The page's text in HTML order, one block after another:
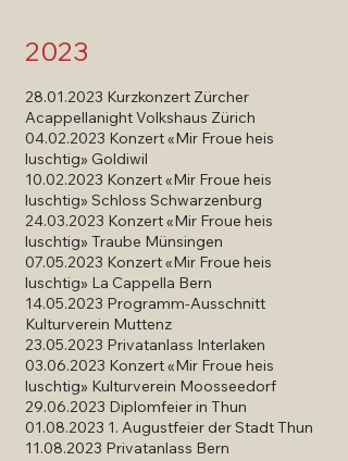
2023
28.01.2023 Kurzkonzert Zürcher
Acappellanight Volkshaus Zürich
04.02.2023 Konzert «Mir Froue heis
luschtig» Goldiwil
10.02.2023 Konzert «Mir Froue heis
luschtig» Schloss Schwarzenburg
24.03.2023 Konzert «Mir Froue heis
luschtig» Traube Münsingen
07.05.2023 Konzert «Mir Froue heis
luschtig» La Cappella Bern
14.05.2023 Programm-Ausschnitt
Kulturverein Muttenz
23.05.2023 Privatanlass Interlaken
03.06.2023 Konzert «Mir Froue heis
luschtig» Kulturverein Moosseedorf
29.06.2023 Diplomfeier in Thun
01.08.2023 1. Augustfeier der Stadt Thun
11.08.2023 Privatanlass Bern